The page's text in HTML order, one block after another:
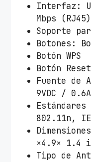
Interfaz:
Mbps (RJ45)
Soporte
Botones:
Botón WPS
Botón Reset
Fuente de
9VDC / 0.6A
802.11n,
×4.9× 1.4
Tipo de